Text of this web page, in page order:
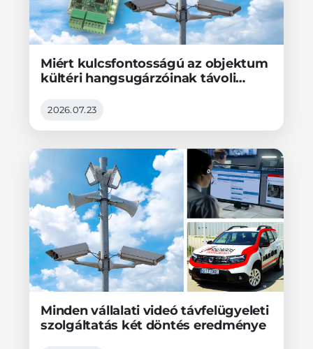
Miért kulcsfontosságú az objektum
kültéri hangsugárzóinak távoli
2026.07.23
Minden vállalati videó távfelügyeleti
szolgáltatás két döntés eredménye